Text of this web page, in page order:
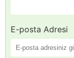
E-posta Adresi